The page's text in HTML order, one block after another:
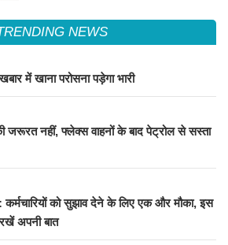
NEWS
में खाना परोसना पड़ेगा भारी
नहीं, फ्लेक्स वाहनों के बाद पेट्रोल से सस्ता
को सुझाव देने के लिए एक और मौका, इस
अपनी बात